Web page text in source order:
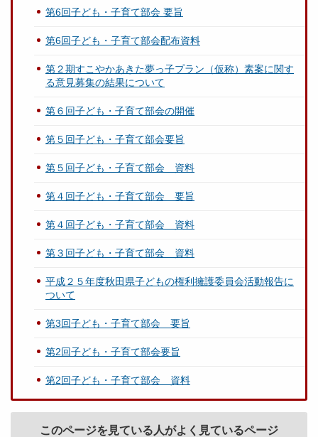
第6回子ども・子育て部会 要旨
第6回子ども・子育て部会配布資料
第２期すこやかあきた夢っ子プラン（仮称）素案に関す
る意見募集の結果について
第６回子ども・子育て部会の開催
第５回子ども・子育て部会要旨
第５回子ども・子育て部会 資料
第４回子ども・子育て部会 要旨
第４回子ども・子育て部会 資料
第３回子ども・子育て部会 資料
平成２５年度秋田県子どもの権利擁護委員会活動報告に
ついて
第3回子ども・子育て部会 要旨
第2回子ども・子育て部会要旨
第2回子ども・子育て部会 資料
このページを見ている人がよく見ているページ